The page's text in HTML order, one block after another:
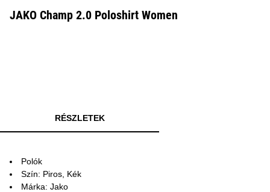
JAKO Champ 2.0 Poloshirt Women
RÉSZLETEK
Polók
Szín: Piros, Kék
Márka: Jako